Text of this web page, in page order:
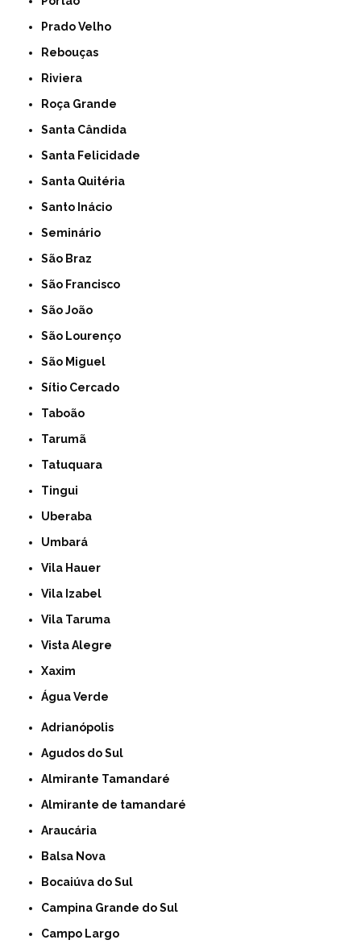
Prado Velho
Rebouças
Riviera
Roça Grande
Santa Cândida
Santa Felicidade
Santa Quitéria
Santo Inácio
Seminário
São Braz
São Francisco
São João
São Lourenço
São Miguel
Sítio Cercado
Taboão
Tarumã
Tatuquara
Tingui
Uberaba
Umbará
Vila Hauer
Vila Izabel
Vila Taruma
Vista Alegre
Xaxim
Água Verde
Adrianópolis
Agudos do Sul
Almirante Tamandaré
Almirante de tamandaré
Araucária
Balsa Nova
Bocaiúva do Sul
Campina Grande do Sul
Campo Largo